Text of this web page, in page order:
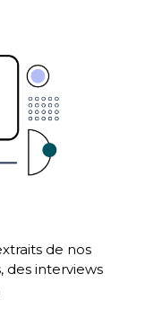
de nos
des interviews